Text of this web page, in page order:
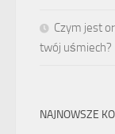
Czym jest
twój uśmiech?
NAJNOWSZE